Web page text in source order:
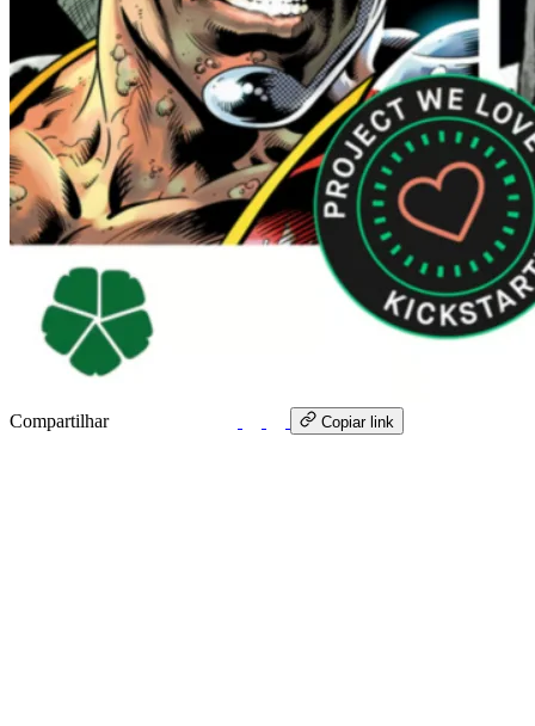
Compartilhar Copiar link